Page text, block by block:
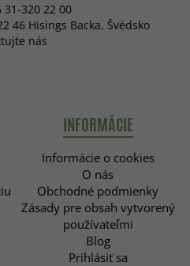
31-320 22 00
46 Hisings Backa, Švédsko
nás
INFORMÁCIE
Informácie o cookies
O nás
Obchodné podmienky
Zásady pre obsah vytvorený
používateľmi
Blog
Prihlásiť sa